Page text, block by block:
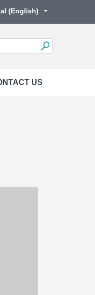
(English)
US